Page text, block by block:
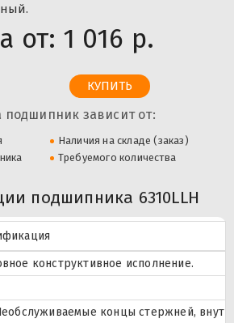
от: 1 016 р.
подшипник зависит от:
Наличия на складе (заказ)
Требуемого количества
подшипника 6310LLH
конструктивное исполнение.
концы стержней,